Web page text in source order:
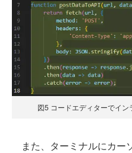
図5 コードエディターでイ
また、ターミナルにカー